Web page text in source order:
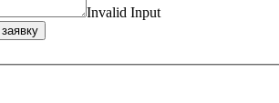
Invalid Input